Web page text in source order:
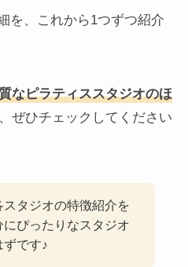
を、これから1つずつ紹介
なピラティススタジオのほ
ぜひチェックしてください
スタジオの特徴紹介を
ぴったりなスタジオ
ずです♪